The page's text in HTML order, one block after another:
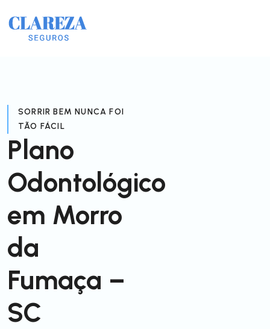
SORRIR BEM NUNCA FOI
TÃO FÁCIL
Plano
Odontológico
em Morro
da
Fumaça –
SC